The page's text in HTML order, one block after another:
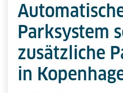
Parksystem
zusätzliche
in